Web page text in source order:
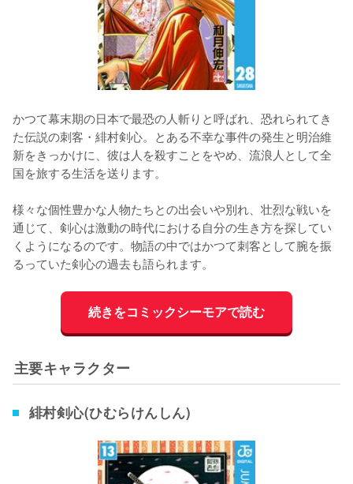
かつて幕末期の日本で最恐の人斬りと呼ばれ、恐れられてき
た伝説の刺客・緋村剣心。とある不幸な事件の発生と明治維
新をきっかけに、彼は人を殺すことをやめ、流浪人として全
国を旅する生活を送ります。
様々な個性豊かな人物たちとの出会いや別れ、壮烈な戦いを
通じて、剣心は激動の時代における自分の生き方を探してい
くようになるのです。物語の中ではかつて刺客として腕を振
るっていた剣心の過去も語られます。
続きをコミックシーモアで読む
主要キャラクター
緋村剣心(ひむらけんしん)